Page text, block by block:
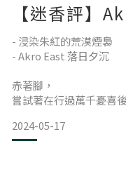
偶爾會惦念著那熾熱的一
而關於這個季節，
除了光與熱，
【迷香評】
- 浸染朱紅的荒漠煙裊
- Akro East 落日夕沉
赤著腳，
嘗試著在行過萬千憂喜
腳掌沉入沙堆之中，
再次提起，
2024-05-17